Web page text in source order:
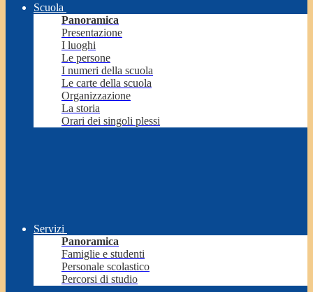
Scuola
Panoramica
Presentazione
I luoghi
Le persone
I numeri della scuola
Le carte della scuola
Organizzazione
La storia
Orari dei singoli plessi
Servizi
Panoramica
Famiglie e studenti
Personale scolastico
Percorsi di studio